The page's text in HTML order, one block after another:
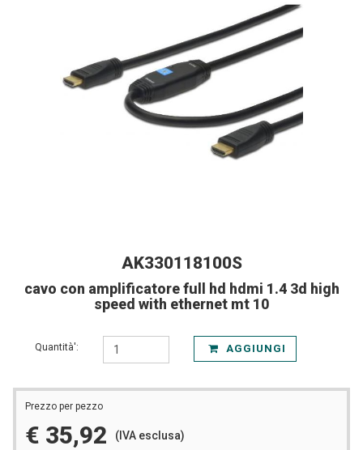
AK330118100S
cavo con amplificatore full hd hdmi 1.4 3d high
speed with ethernet mt 10
Quantità': AGGIUNGI
Prezzo per pezzo
€ 35,92 (IVA esclusa)